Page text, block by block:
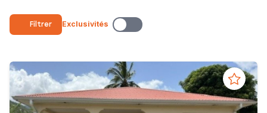
Je serai votre interlocutrice privilégiée tout au long de votre projet,
jusqu’à la signature chez le notaire. Vous avez ainsi l’assurance d’être
pleinement accompagné pour la vente ou l’achat de votre bien
N’hésitez plus et contactez-moi !
Votre conseillère en immobilier SAFTI
EI - Agent commercial - 994 722 692 RSAC FORT-DE-FRANCE
Filtrer Exclusivités